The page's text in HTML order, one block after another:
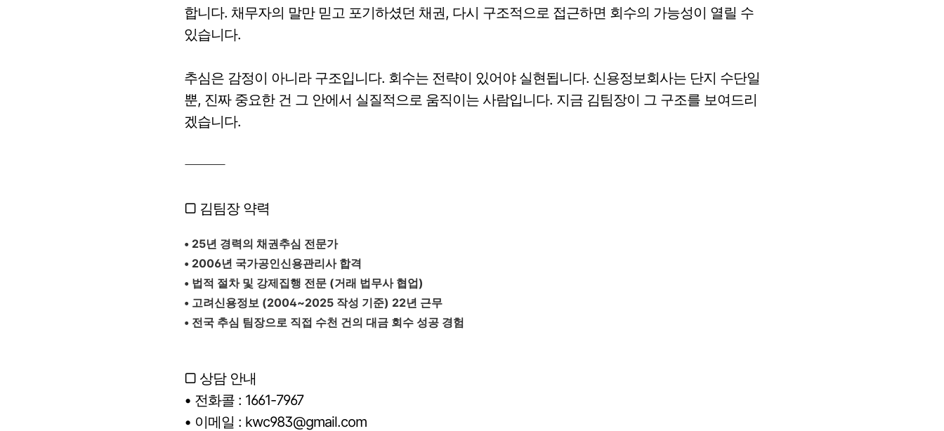
합니다. 채무자의 말만 믿고 포기하셨던 채권, 다시 구조적으로 접근하면 회수의 가능성이 열릴 수
있습니다.
추심은 감정이 아니라 구조입니다. 회수는 전략이 있어야 실현됩니다. 신용정보회사는 단지 수단일
뿐, 진짜 중요한 건 그 안에서 실질적으로 움직이는 사람입니다. 지금 김팀장이 그 구조를 보여드리
겠습니다.
⸻
▢ 김팀장 약력
• 25년 경력의 채권추심 전문가
• 2006년 국가공인신용관리사 합격
• 법적 절차 및 강제집행 전문 (거래 법무사 협업)
• 고려신용정보 (2004~2025 작성 기준) 22년 근무
• 전국 추심 팀장으로 직접 수천 건의 대금 회수 성공 경험
▢ 상담 안내
• 전화콜 : 1661-7967
• 이메일 : kwc983@gmail.com